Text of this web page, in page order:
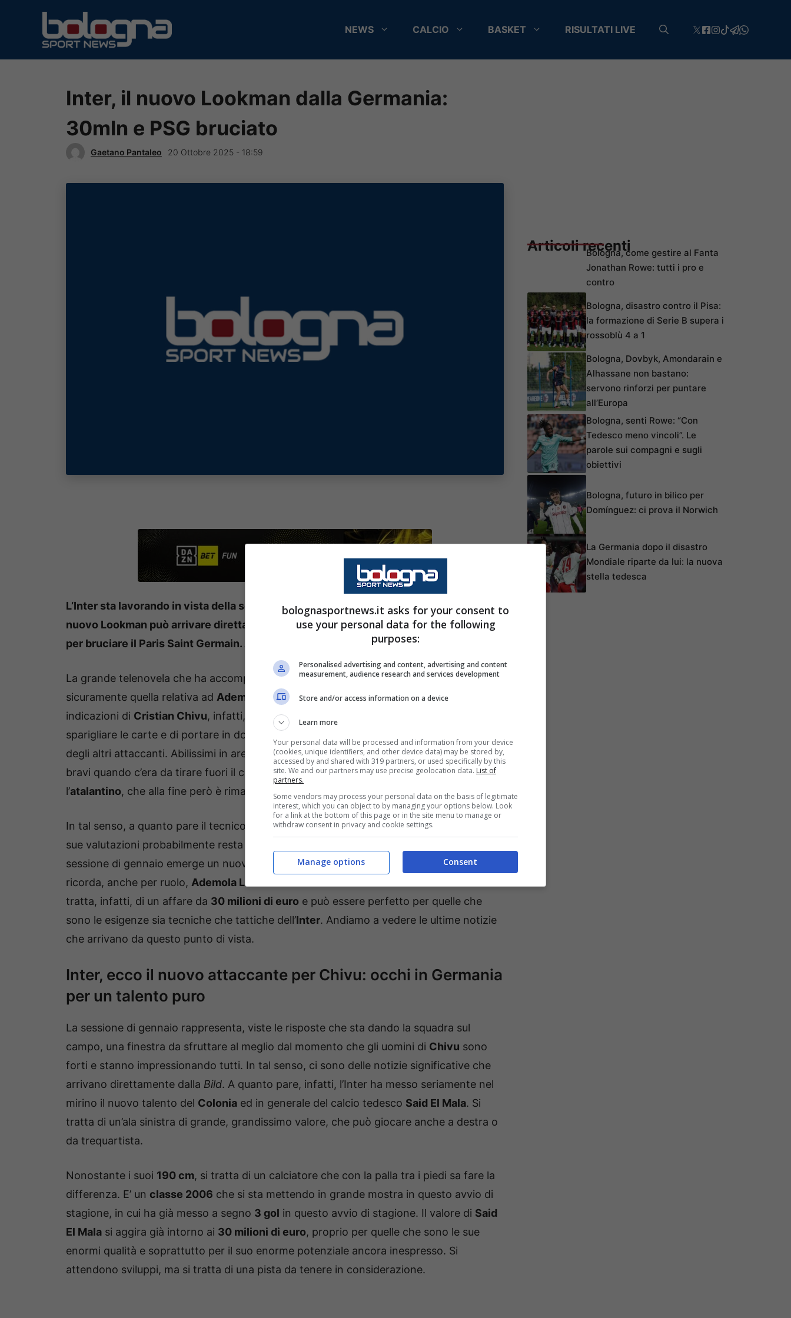
contenuto
NEWS CALCIO BASKET RISULTATI LIVE
Inter, il nuovo Lookman dalla Germania:
30mln e PSG bruciato
Gaetano Pantaleo 20 Ottobre 2025 - 18:59
L’Inter sta lavorando in vista della sessione di gennaio ed in tal senso per l’attacco il
nuovo Lookman può arrivare direttamente dalla Germania. Servono 30 milioni di euro
per bruciare il Paris Saint Germain. Andiamo a vedere le ultime notizie a riguardo.
La grande telenovela che ha accompagnato il calciomercato estivo dell’Interè stata
sicuramente quella relativa ad Ademola Lookman. Secondo quelle che erano le
indicazioni di Cristian Chivu, infatti, serviva un calciatore capace, sulla trequarti, di
sparigliare le carte e di portare in dote delle caratteristiche diverse rispetto a quelle
degli altri attaccanti. Abilissimi in area di rigore e nella protezione del pallone, ma meno
bravi quando c’era da tirare fuori il colpo di genio. Rispondeva perfettamente all’identikit
l’atalantino, che alla fine però è rimasto, non senza strascichi, a Bergamo
In tal senso, a quanto pare il tecnico dei nerazzurri è riuscito a farne a meno, ma nelle
sue valutazioni probabilmente resta questa esigenza. Proprio per questo in vista della
sessione di gennaio emerge un nuovo profilo di alto profilo. Che per caratteristiche
ricorda, anche per ruolo, Ademola Lookman
tratta, infatti, di un affare da 30 milioni di euro e può essere perfetto per quelle che
sono le esigenze sia tecniche che tattiche dell’Inter. Andiamo a vedere le ultime notizie
che arrivano da questo punto di vista.
Inter, ecco il nuovo attaccante per Chivu: occhi in Germania
per un talento puro
La sessione di gennaio rappresenta, viste le risposte che sta dando la squadra sul
campo, una finestra da sfruttare al meglio dal momento che gli uomini di Chivu sono
forti e stanno impressionando tutti. In tal senso, ci sono delle notizie significative che
arrivano direttamente dalla Bild. A quanto pare, infatti, l’Inter ha messo seriamente nel
mirino il nuovo talento del Colonia ed in generale del calcio tedesco Said El Mala. Si
tratta di un’ala sinistra di grande, grandissimo valore, che può giocare anche a destra o
da trequartista.
Nonostante i suoi 190 cm, si tratta di un calciatore che con la palla tra i piedi sa fare la
differenza. E’ un classe 2006 che si sta mettendo in grande mostra in questo avvio di
stagione, in cui ha già messo a segno 3 gol in questo avvio di stagione. Il valore di Said
El Mala si aggira già intorno ai 30 milioni di euro, proprio per quelle che sono le sue
enormi qualità e soprattutto per il suo enorme potenziale ancora inespresso. Si
attendono sviluppi, ma si tratta di una pista da tenere in considerazione.
Articoli recentiBologna, come gestire al Fanta
Jonathan Rowe: tutti i pro e
contro
Bologna, disastro contro il Pisa:
la formazione di Serie B supera i
rossoblù 4 a 1
Bologna, Dovbyk, Amondarain e
Alhassane non bastano:
servono rinforzi per puntare
all’Europa
Bologna, senti Rowe: “Con
Tedesco meno vincoli”. Le
parole sui compagni e sugli
obiettivi
Bologna, futuro in bilico per
Domínguez: ci prova il Norwich
La Germania dopo il disastro
Mondiale riparte da lui: la nuova
stella tedesca
bolognasportnews.it asks for your consent to
use your personal data for the following
purposes:
Personalised advertising and content, advertising and content
measurement, audience research and services development
Store and/or access information on a device
Learn more
Your personal data will be processed and information from your device
(cookies, unique identifiers, and other device data) may be stored by,
accessed by and shared with 319 partners, or used specifically by this
site. We and our partners may use precise geolocation data. List of
partners.
Some vendors may process your personal data on the basis of legitimate
interest, which you can object to by managing your options below. Look
for a link at the bottom of this page or in the site menu to manage or
withdraw consent in privacy and cookie settings.
Consent
Manage options